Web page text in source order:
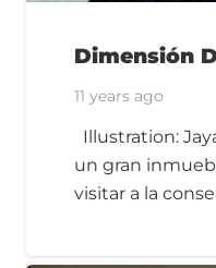
Dimensión
11 years ago
Illustration:
un gran
visitar a la